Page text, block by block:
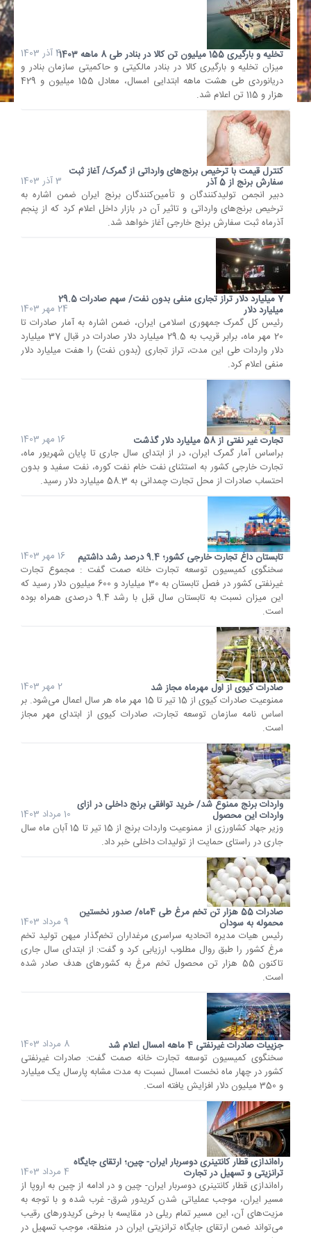
تخلیه‌ و بارگیری 155 میلیون تن کالا در بنادر طی 8 ماهه 1403
4 آذر 1403
میزان تخلیه‌ و بارگیری کالا در بنادر مالکیتی و حاکمیتی سازمان بنادر و
دریانوردی طی هشت ماهه ابتدایی امسال، معادل 155 میلیون و 429
هزار و 115 تن اعلام شد.
کنترل قیمت با ترخیص برنج‌های وارداتی از گمرک/ آغاز ثبت
سفارش برنج از 5 آذر
3 آذر 1403
دبیر انجمن تولیدکنندگان و تأمین‌کنندگان برنج ایران ضمن اشاره به
ترخیص برنج‌های وارداتی و تاثیر آن در بازار داخل اعلام کرد که از پنجم
آذرماه ثبت سفارش برنج خارجی آغاز خواهد شد.
7 میلیارد دلار تراز تجاری منفی بدون نفت/ سهم صادرات 29.5
میلیارد دلار
24 مهر 1403
رئیس کل گمرک جمهوری اسلامی ایران، ضمن اشاره به آمار صادرات تا
20 مهر ماه، برابر قریب به 29.5 میلیارد دلار صادرات در قبال 37 میلیارد
دلار واردات طی این مدت، تراز تجاری (بدون نفت) را هفت میلیارد دلار
منفی اعلام کرد.
تجارت غیر نفتی از 58 میلیارد دلار گذشت
16 مهر 1403
براساس آمار گمرک ایران، در از ابتدای سال جاری تا پایان شهریور ماه،
تجارت خارجی کشور به استثنای نفت خام نفت کوره، نفت سفید و بدون
احتساب صادرات از محل تجارت چمدانی به 58.3 میلیارد دلار رسید.
تابستان داغ تجارت خارجی کشور؛ 9.4 درصد رشد داشتیم
16 مهر 1403
سخنگوی کمیسیون توسعه تجارت خانه صمت گفت : مجموع تجارت
غیرنفتی کشور در فصل تابستان به 30 میلیارد و 600 میلیون دلار رسید که
این میزان نسبت به تابستان سال قبل با رشد 9.4 درصدی همراه بوده
است.
صادرات کیوی از اول مهرماه مجاز شد
2 مهر 1403
ممنوعیت صادرات کیوی از 15 تیر تا 15 مهر ماه هر سال اعمال می‌شود. بر
اساس نامه سازمان توسعه تجارت، صادرات کیوی از ابتدای مهر مجاز
است.
واردات برنج ممنوع شد/ خرید توافقی برنج داخلی در ازای
واردات این محصول
10 مرداد 1403
وزیر جهاد کشاورزی از ممنوعیت واردات برنج از 15 تیر تا 15 آبان ماه سال
جاری در راستای حمایت از تولیدات داخلی خبر داد.
صادرات 55 هزار تن تخم مرغ طی 4ماه/ صدور نخستین
محموله به سودان
9 مرداد 1403
رئیس هیات مدیره اتحادیه سراسری مرغداران تخم‌گذار میهن تولید تخم
مرغ کشور را طبق روال مطلوب ارزیابی کرد و گفت: از ابتدای سال جاری
تاکنون 55 هزار تن محصول تخم مرغ به کشورهای هدف صادر شده
است.
جزییات صادرات غیرنفتی 4 ماهه امسال اعلام شد
8 مرداد 1403
سخنگوی کمیسیون توسعه تجارت خانه صمت گفت: صادرات غیرنفتی
کشور در چهار ماه نخست امسال نسبت به مدت مشابه پارسال یک میلیارد
و 350 میلیون دلار افزایش یافته است.
راه‌اندازی قطار کانتینری دوسربار ایران- چین؛ ارتقای جایگاه
ترانزیتی و تسهیل در تجارت
4 مرداد 1403
راه‌اندازی قطار کانتینری دوسربار ایران- چین و در ادامه از چین به اروپا از
مسیر ایران، موجب عملیاتی شدن کریدور شرق- غرب شده و با توجه به
مزیت‌های آن، این مسیر تمام ریلی در مقایسه با برخی کریدورهای رقیب
می‌تواند ضمن ارتقای جایگاه ترانزیتی ایران در منطقه، موجب تسهیل در